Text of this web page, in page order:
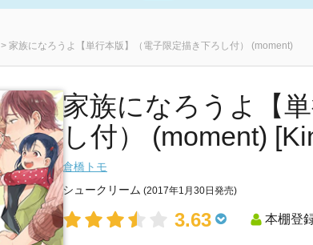
> 家族になろうよ【単行本版】（電子限定描き下ろし付） (moment)
家族になろうよ【
し付） (moment)
倉橋トモ
シュークリーム (2017年1月30日発売)
3.63 本棚登